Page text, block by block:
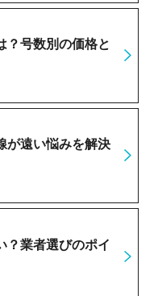
？号数別の価格と
が遠い悩みを解決
？業者選びのポイ